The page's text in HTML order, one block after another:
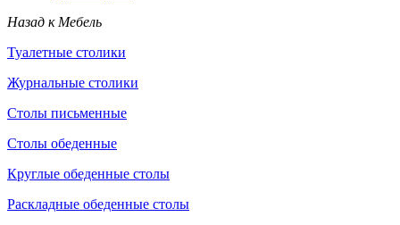
Назад к Мебель
Туалетные столики
Журнальные столики
Столы письменные
Столы обеденные
Круглые обеденные столы
Раскладные обеденные столы